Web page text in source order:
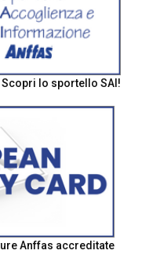
lo sportello SAI!
Anffas accreditate